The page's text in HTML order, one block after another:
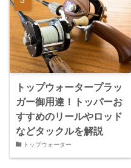
トップウォータープラッ
ガー御用達！トッパーお
すすめのリールやロッド
などタックルを解説
トップウォーター